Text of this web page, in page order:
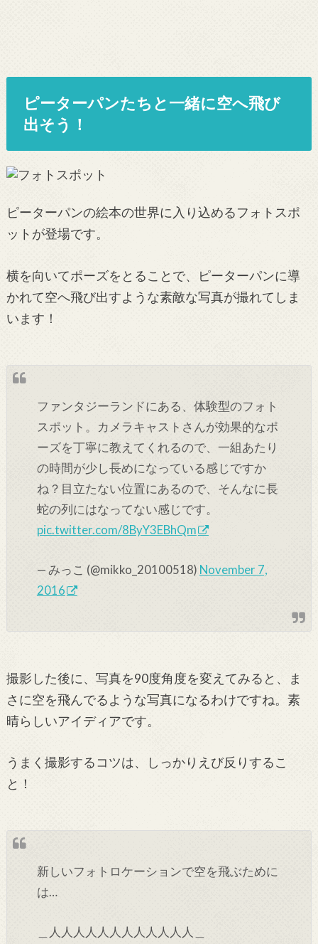
ピーターパンたちと一緒に空へ飛び
出そう！
ピーターパンの絵本の世界に入り込めるフォトスポ
ットが登場です。
横を向いてポーズをとることで、ピーターパンに導
かれて空へ飛び出すような素敵な写真が撮れてしま
います！
ファンタジーランドにある、体験型のフォト
スポット。カメラキャストさんが効果的なポ
ーズを丁寧に教えてくれるので、一組あたり
の時間が少し長めになっている感じですか
ね？目立たない位置にあるので、そんなに長
蛇の列にはなってない感じです。
pic.twitter.com/8ByY3EBhQm
— みっこ (@mikko_20100518) November 7,
2016
撮影した後に、写真を90度角度を変えてみると、ま
さに空を飛んでるような写真になるわけですね。素
晴らしいアイディアです。
うまく撮影するコツは、しっかりえび反りするこ
と！
新しいフォトロケーションで空を飛ぶために
は…
＿人人人人人人人人人人人人＿